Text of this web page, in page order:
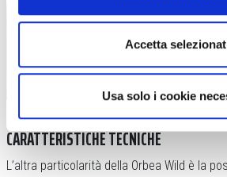
Accetta
Usa solo i cookie
CARATTERISTICHE TECNICHE
L’altra particolarità della Orbea Wild è la